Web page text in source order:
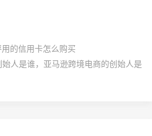
的信用卡怎么购买
人是谁，亚马逊跨境电商的创始人是